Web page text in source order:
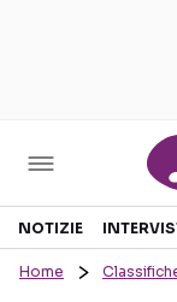
Sezioni
NOTIZIE
Home